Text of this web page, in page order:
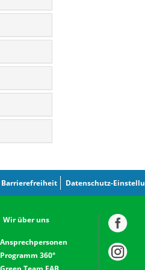
Barrierefreiheit Datenschutz-
Wir über uns
Ansprechpersonen
Programm 360°